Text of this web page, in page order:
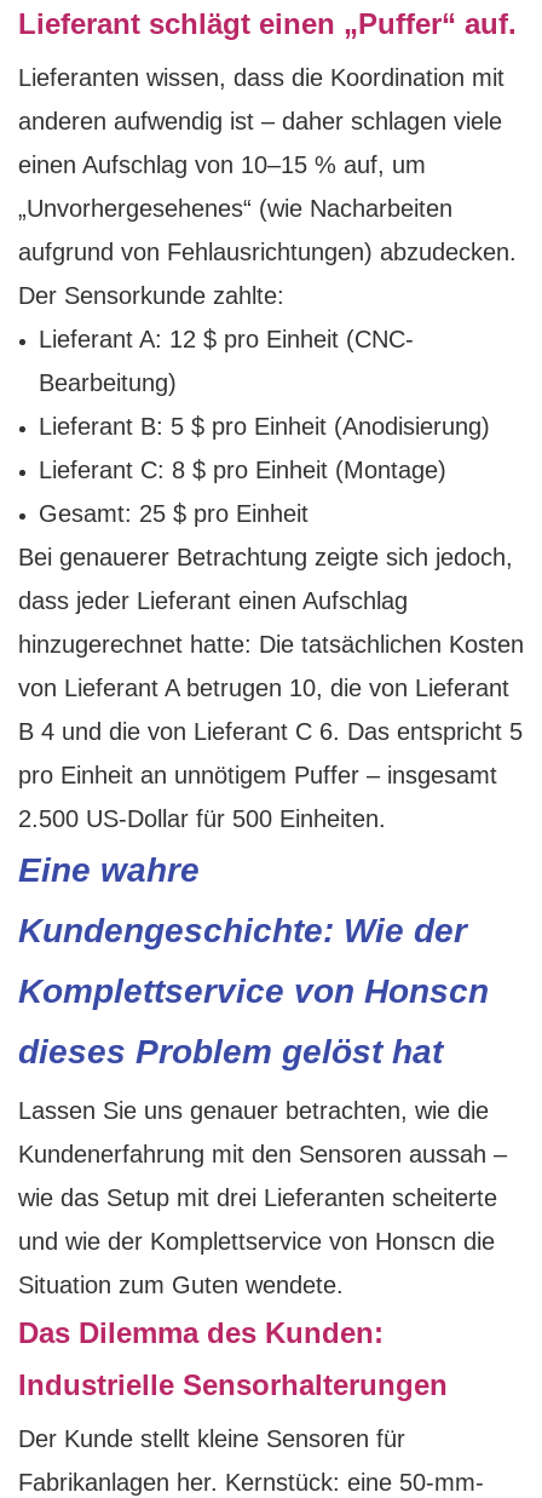
Lieferant schlägt einen „Puffer“ auf.
Lieferanten wissen, dass die Koordination mit
anderen aufwendig ist – daher schlagen viele
einen Aufschlag von 10–15 % auf, um
„Unvorhergesehenes“ (wie Nacharbeiten
aufgrund von Fehlausrichtungen) abzudecken.
Der Sensorkunde zahlte:
Lieferant A: 12 $ pro Einheit (CNC-
Bearbeitung)
Lieferant B: 5 $ pro Einheit (Anodisierung)
Lieferant C: 8 $ pro Einheit (Montage)
Gesamt: 25 $ pro Einheit
Bei genauerer Betrachtung zeigte sich jedoch,
dass jeder Lieferant einen Aufschlag
hinzugerechnet hatte: Die tatsächlichen Kosten
von Lieferant A betrugen 10, die von Lieferant
B 4 und die von Lieferant C 6. Das entspricht 5
pro Einheit an unnötigem Puffer – insgesamt
2.500 US-Dollar für 500 Einheiten.
Eine wahre
Kundengeschichte: Wie der
Komplettservice von Honscn
dieses Problem gelöst hat
Lassen Sie uns genauer betrachten, wie die
Kundenerfahrung mit den Sensoren aussah –
wie das Setup mit drei Lieferanten scheiterte
und wie der Komplettservice von Honscn die
Situation zum Guten wendete.
Das Dilemma des Kunden:
Industrielle Sensorhalterungen
Der Kunde stellt kleine Sensoren für
Fabrikanlagen her. Kernstück: eine 50-mm-